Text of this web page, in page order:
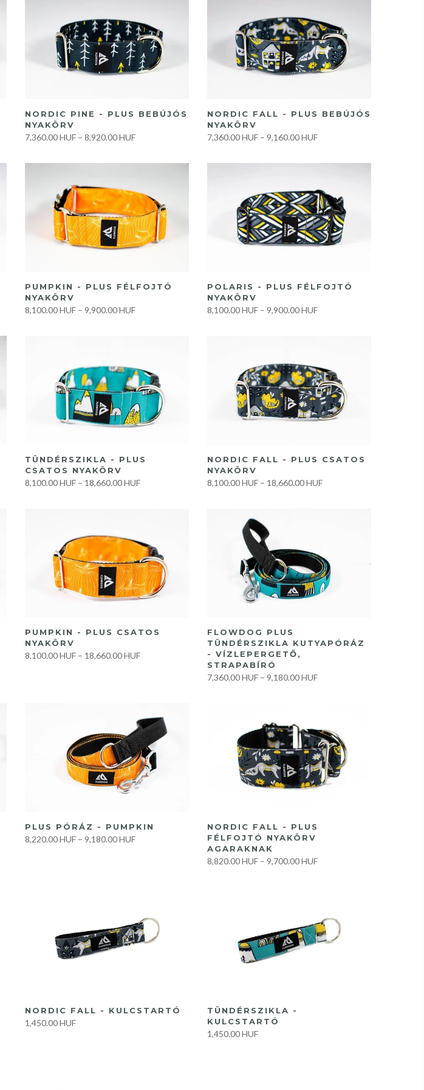
GYORS VÁSÁRLÁS
NORDIC PINE - PLUS BEBÚJÓS
NYAKÖRV
7,360.00 HUF – 8,920.00 HUF
GYORS VÁSÁRLÁS
NORDIC FALL - PLUS BEBÚJÓS
NYAKÖRV
7,360.00 HUF – 9,160.00 HUF
GYORS VÁSÁRLÁS
PUMPKIN - PLUS FÉLFOJTÓ
NYAKÖRV
8,100.00 HUF – 9,900.00 HUF
GYORS VÁSÁRLÁS
POLARIS - PLUS FÉLFOJTÓ
NYAKÖRV
8,100.00 HUF – 9,900.00 HUF
GYORS VÁSÁRLÁS
TÜNDÉRSZIKLA - PLUS
CSATOS NYAKÖRV
8,100.00 HUF – 18,660.00 HUF
GYORS VÁSÁRLÁS
NORDIC FALL - PLUS CSATOS
NYAKÖRV
8,100.00 HUF – 18,660.00 HUF
GYORS VÁSÁRLÁS
PUMPKIN - PLUS CSATOS
NYAKÖRV
8,100.00 HUF – 18,660.00 HUF
GYORS VÁSÁRLÁS
FLOWDOG PLUS
TÜNDÉRSZIKLA KUTYAPÓRÁZ
- VÍZLEPERGETŐ,
STRAPABÍRÓ
7,360.00 HUF – 9,180.00 HUF
GYORS VÁSÁRLÁS
PLUS PÓRÁZ - PUMPKIN
8,220.00 HUF – 9,180.00 HUF
GYORS VÁSÁRLÁS
NORDIC FALL - PLUS
FÉLFOJTÓ NYAKÖRV
AGARAKNAK
8,820.00 HUF – 9,700.00 HUF
KOSÁRBA
NORDIC FALL - KULCSTARTÓ
1,450.00 HUF
KOSÁRBA
TÜNDÉRSZIKLA -
KULCSTARTÓ
1,450.00 HUF